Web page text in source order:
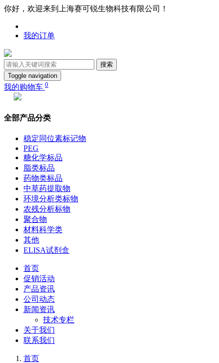
你好，欢迎来到上海赛可锐生物科技有限公司！
我的订单
搜索
Toggle navigation
我的购物车 0
全部产品分类
稳定同位素标记物
PEG
糖化学标品
脂类标品
药物类标品
中草药提取物
环境分析类标物
农残分析标物
聚合物
材料科学类
其他
ELISA试剂盒
首页
促销活动
产品资讯
公司动态
新闻资讯
技术专栏
关于我们
联系我们
首页